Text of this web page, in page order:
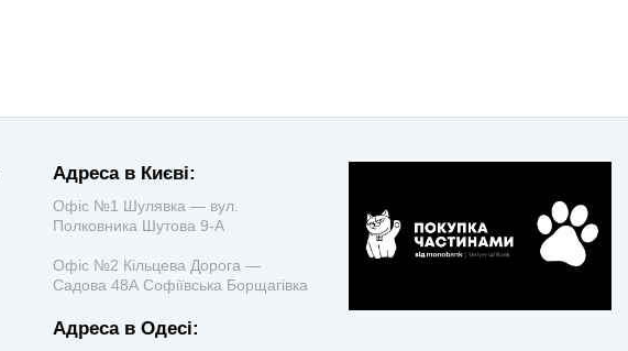
Адреса в Києві:
Офіс №1 Шулявка — вул.
Полковника Шутова 9-А
Офіс №2 Кільцева Дорога —
Садова 48А Софіївська Борщагівка
Адреса в Одесі: